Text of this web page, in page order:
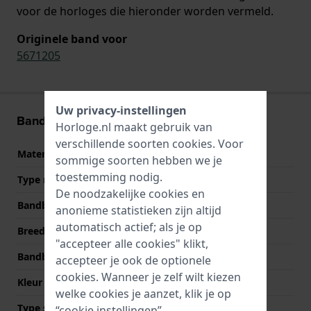
voor de horloges die hieronder worden vermeld.
Originele band voor
5671205
Band informatie
Materiaal Band
Roestvrij staal
Type materiaal
Bandbreedte
10 mm
Breedte bandaanzet
4 mm
Bandbreedte bij sluiting
10 mm
Kleur Band
Zilver
Type sluiting
Sieraadsluiting
Uw privacy-instellingen
Horloge.nl maakt gebruik van
verschillende soorten cookies. Voor
sommige soorten hebben we je
toestemming nodig.
De noodzakelijke cookies en
anonieme statistieken zijn altijd
automatisch actief; als je op
"accepteer alle cookies" klikt,
accepteer je ook de optionele
cookies. Wanneer je zelf wilt kiezen
welke cookies je aanzet, klik je op